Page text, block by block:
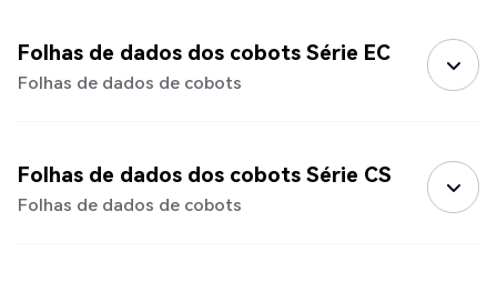
Folhas de dados dos cobots Série EC
Folhas de dados de cobots
Folhas de dados dos cobots Série CS
Folhas de dados de cobots